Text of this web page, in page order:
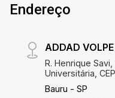
Endereço
ADDAD
R. Henrique
Universitária,
Bauru - SP